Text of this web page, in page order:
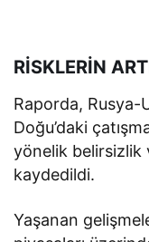
RİSKLERİN
Raporda, Rusya-
Doğu’daki
yönelik belirsizlik
kaydedildi.
Yaşanan